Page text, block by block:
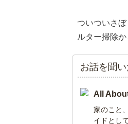
ついついさ
ルター掃除
お話を聞
All
家のこと
イドとし